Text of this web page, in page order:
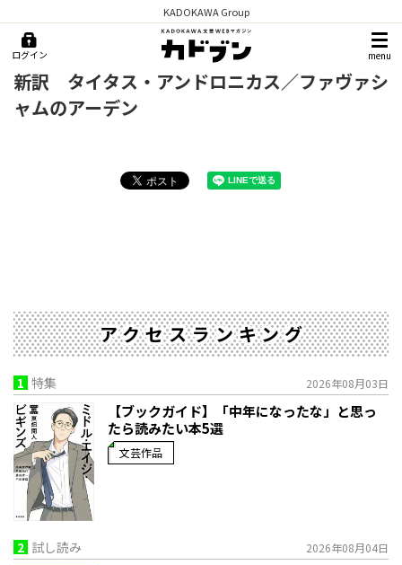
KADOKAWA Group
ログイン menu
新訳 タイタス・アンドロニカス／ファヴァシ
ャムのアーデン
アクセスランキング
1 特集 2026年08月03日
【ブックガイド】「中年になったな」と思っ
たら読みたい本5選
文芸作品
2 試し読み 2026年08月04日